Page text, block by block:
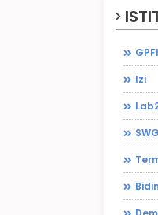
Izi
SWG